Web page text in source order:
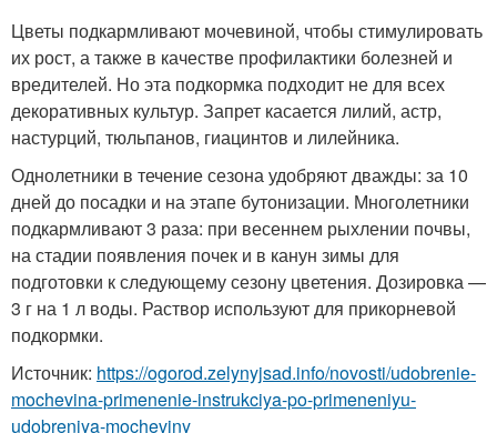
Цветы подкармливают мочевиной, чтобы стимулировать
их рост, а также в качестве профилактики болезней и
вредителей. Но эта подкормка подходит не для всех
декоративных культур. Запрет касается лилий, астр,
настурций, тюльпанов, гиацинтов и лилейника.
Однолетники в течение сезона удобряют дважды: за 10
дней до посадки и на этапе бутонизации. Многолетники
подкармливают 3 раза: при весеннем рыхлении почвы,
на стадии появления почек и в канун зимы для
подготовки к следующему сезону цветения. Дозировка —
3 г на 1 л воды. Раствор используют для прикорневой
подкормки.
Источник: https://ogorod.zelynyjsad.info/novosti/udobrenie-
mochevina-primenenie-instrukciya-po-primeneniyu-
udobreniya-mocheviny